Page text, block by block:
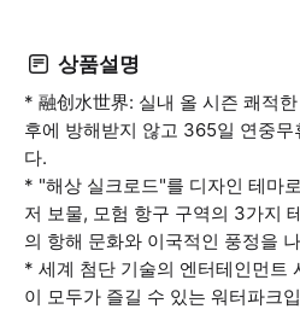
상품설명
* 融创水世界: 실내 올 시즌 쾌적
후에 방해받지 않고 365일 연중
다.
* "해상 실크로드"를 디자인 테마
저 보물, 모험 항구 구역의 3가지
의 항해 문화와 이국적인 풍정을
* 세계 첨단 기술의 엔터테인먼트
이 모두가 즐길 수 있는 워터파크